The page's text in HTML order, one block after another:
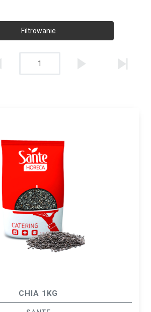
Filtrowanie
1
CHIA 1KG